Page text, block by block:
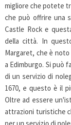
migliore che potete
che può offrire una
Castle Rock e
della città. In
Margaret, che è
a Edimburgo. Si può
di un servizio di
1670, e questo è il
Oltre ad essere
attrazioni turistiche